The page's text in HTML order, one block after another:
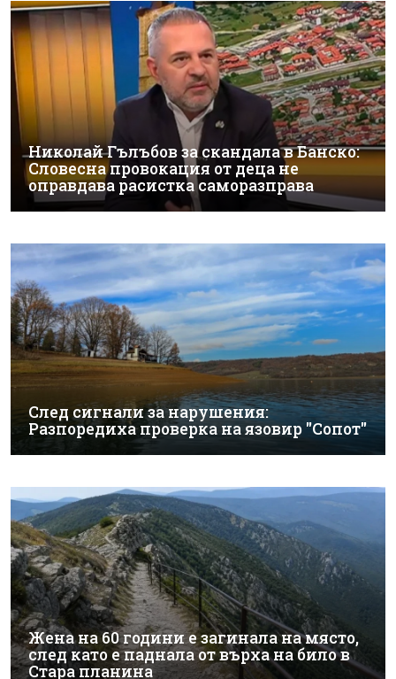
Николай Гълъбов за скандала в Банско:
Словесна провокация от деца не
оправдава расистка саморазправа
След сигнали за нарушения:
Разпоредиха проверка на язовир "Сопот"
Жена на 60 години е загинала на място,
след като е паднала от върха на било в
Стара планина